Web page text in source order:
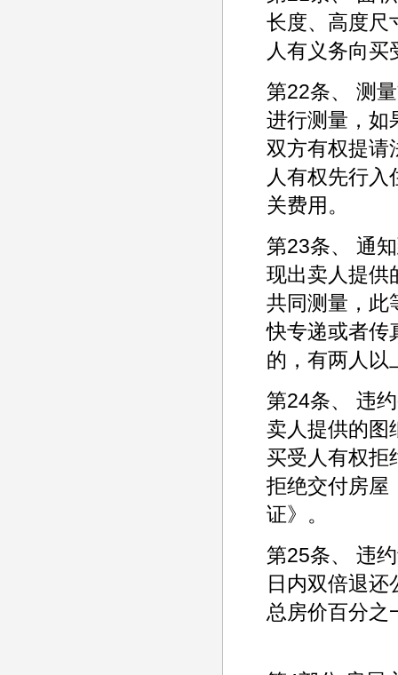
长度、高度尺
人有义务向
第22条、 测
进行测量，如
双方有权提请
人有权先行
关费用。
第23条、 通
现出卖人提供
共同测量，此
快专递或者传
的，有两人以
第24条、 违
卖人提供的图
买受人有权拒
拒绝交付房屋
证》。
第25条、 违
日内双倍退还
总房价百分之